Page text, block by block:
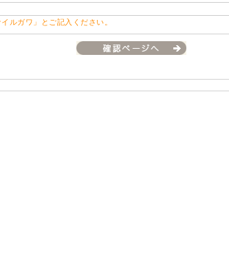
イルガワ」とご記入ください。